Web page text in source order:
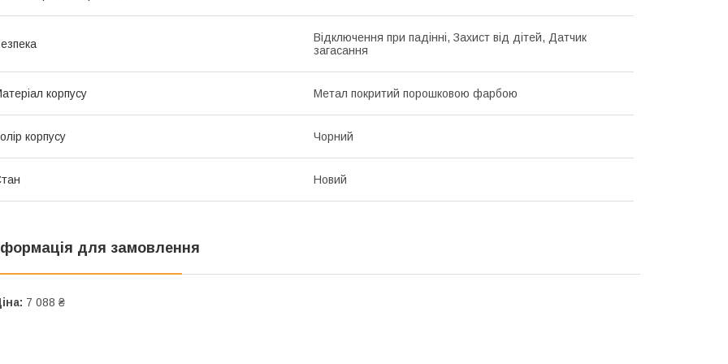
Відключення при падінні, Захист від дітей, Датчик
загасання
корпусу Метал покритий порошковою фарбою
корпусу Чорний
Новий
для замовлення
7 088 ₴